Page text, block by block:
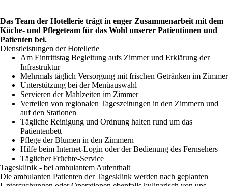
Das Team der Hotellerie trägt in enger Zusammenarbeit mit dem
Küche- und Pflegeteam für das Wohl unserer Patientinnen und
Patienten bei.
Dienstleistungen der Hotellerie
Am Eintrittstag Begleitung aufs Zimmer und Erklärung der
Infrastruktur
Mehrmals täglich Versorgung mit frischen Getränken im Zimmer
Unterstützung bei der Menüauswahl
Servieren der Mahlzeiten im Zimmer
Verteilen von regionalen Tageszeitungen in den Zimmern und
auf den Stationen
Tägliche Reinigung und Ordnung halten rund um das
Patientenbett
Pflege der Blumen in den Zimmern
Hilfe beim Internet-Login oder der Bedienung des Fernsehers
Täglicher Früchte-Service
Tagesklinik - bei ambulantem Aufenthalt
Die ambulanten Patienten der Tagesklink werden nach geplanten